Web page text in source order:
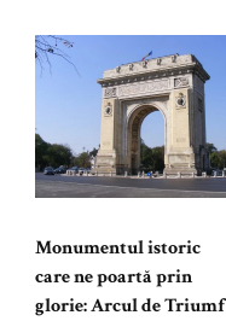
Monumentul istoric
care ne poartă prin
glorie: Arcul de Triumf